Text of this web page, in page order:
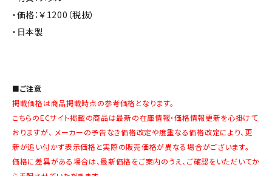
・価格：￥1200（税抜）
・日本製
■ご注意
掲載価格は商品掲載時点の参考価格となります。
こちらのECサイト掲載の商品は最新の在庫情報・価格情報更新を心掛けて
おりますが、 メーカーの予告なき価格改定や度重なる価格改定により、更
新が追い付かず表示価格と実際の販売価格が異なる場合がございます。
価格に差異がある場合は、最新価格をご案内のうえ、ご確認をいただいてか